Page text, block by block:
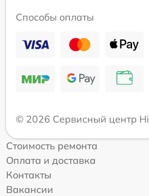
Способы оплаты
© 2026 Сервисный центр
Стоимость ремонта
Оплата и доставка
Контакты
Вакансии